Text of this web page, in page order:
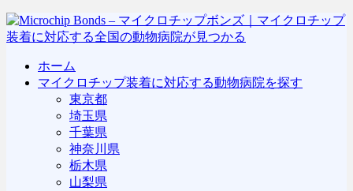
ホーム
マイクロチップ装着に対応する動物病院を探す
東京都
埼玉県
千葉県
神奈川県
栃木県
山梨県